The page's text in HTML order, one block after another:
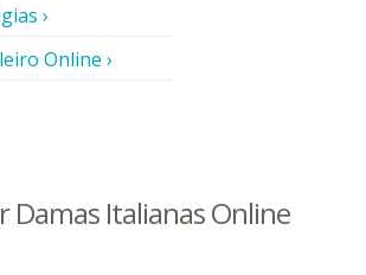
›
Online ›
Damas Italianas Online